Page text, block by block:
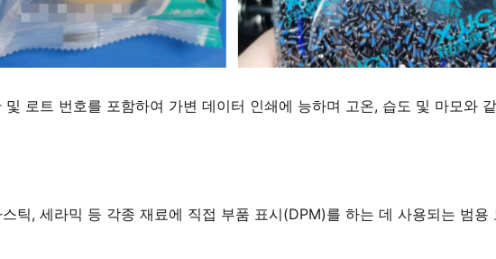
로트 번호를 포함하여 가변 데이터 인쇄에 능하며 고온, 습도 및 마모와
틱, 세라믹 등 각종 재료에 직접 부품 표시(DPM)를 하는 데 사용되는 범용